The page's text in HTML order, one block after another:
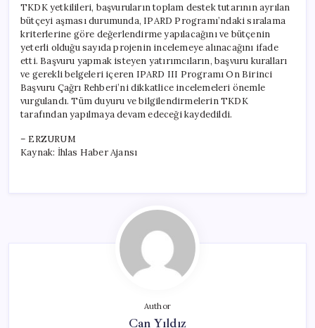
TKDK yetkilileri, başvuruların toplam destek tutarının ayrılan
bütçeyi aşması durumunda, IPARD Programı’ndaki sıralama
kriterlerine göre değerlendirme yapılacağını ve bütçenin
yeterli olduğu sayıda projenin incelemeye alınacağını ifade
etti. Başvuru yapmak isteyen yatırımcıların, başvuru kuralları
ve gerekli belgeleri içeren IPARD III Programı On Birinci
Başvuru Çağrı Rehberi’ni dikkatlice incelemeleri önemle
vurgulandı. Tüm duyuru ve bilgilendirmelerin TKDK
tarafından yapılmaya devam edeceği kaydedildi.
– ERZURUM
Kaynak: İhlas Haber Ajansı
Author
Can Yıldız